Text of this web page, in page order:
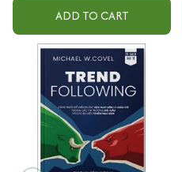
ADD TO CART